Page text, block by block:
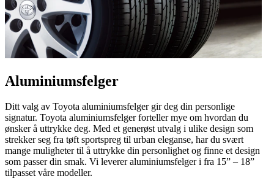
Aluminiumsfelger
Ditt valg av Toyota aluminiumsfelger gir deg din personlige
signatur. Toyota aluminiumsfelger forteller mye om hvordan du
ønsker å uttrykke deg. Med et generøst utvalg i ulike design som
strekker seg fra tøft sportspreg til urban eleganse, har du svært
mange muligheter til å uttrykke din personlighet og finne et design
som passer din smak. Vi leverer aluminiumsfelger i fra 15” – 18”
tilpasset våre modeller.